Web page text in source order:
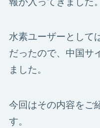
水素ユーザーとして
だったので、中国サ
ました。
今回はその内容をご
す。